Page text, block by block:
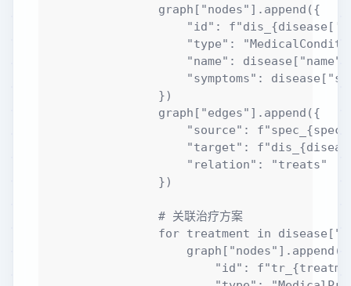
                graph["nodes"].append({
"id":
"type":
"name":
"symptoms":
                })
                graph["edges"].append({
"source":
"target":
                    "relation": "treats"
                })
                # 关联治疗方案
for treatment in
                    graph["nodes"].append({
"id":